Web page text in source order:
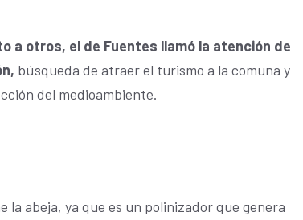
a otros, el de Fuentes llamó la atención de
búsqueda de atraer el turismo a la comuna y
del medioambiente.
la abeja, ya que es un polinizador que genera